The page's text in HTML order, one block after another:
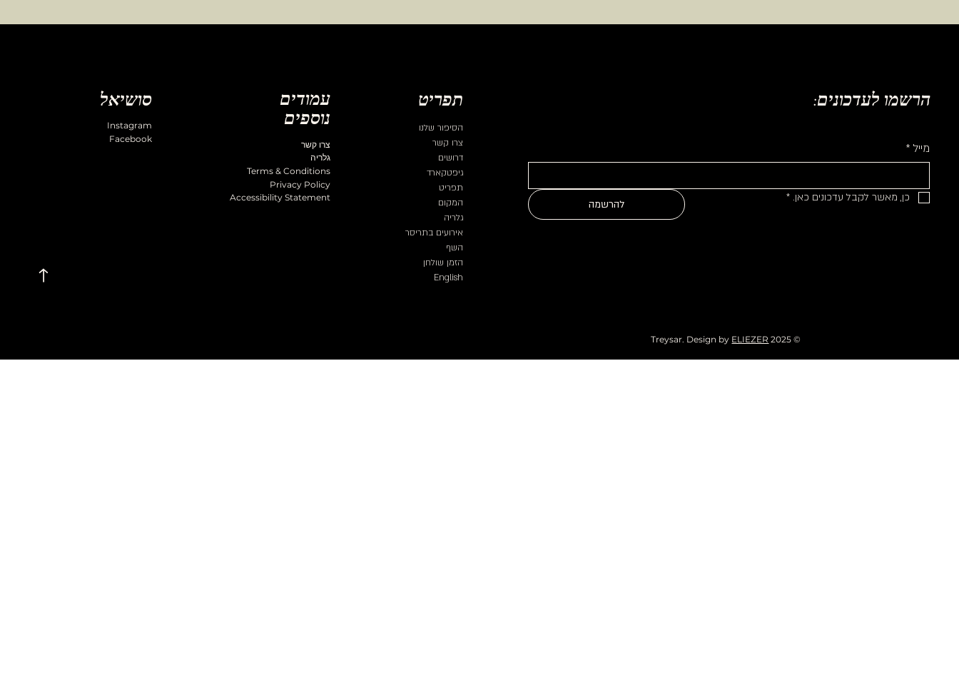
הרשמו לעדכונים:
מייל *
כן, מאשר לקבל עדכונים כאן. *
להרשמה
תפריט
הסיפור שלנו
צרו קשר
דרושים
גיפטקארד
תפריט
המקום
גלריה
אירועים בתריסר
השף
הזמן שולחן
English
עמודים
נוספים
צרו קשר
גלריה
Terms & Conditions
Privacy Policy
Accessibility Statement
סושיאל
Instagram
Facebook
© 2025 Treysar. Design by
ELIEZER